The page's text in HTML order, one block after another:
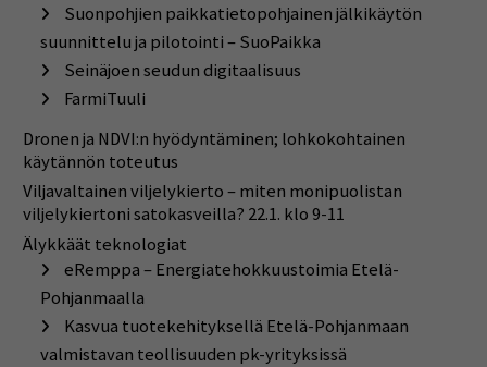
Suonpohjien paikkatietopohjainen jälkikäytön
suunnittelu ja pilotointi – SuoPaikka
Seinäjoen seudun digitaalisuus
FarmiTuuli
Dronen ja NDVI:n hyödyntäminen; lohkokohtainen
käytännön toteutus
Viljavaltainen viljelykierto – miten monipuolistan
viljelykiertoni satokasveilla? 22.1. klo 9-11
Älykkäät teknologiat
eRemppa – Energiatehokkuustoimia Etelä-
Pohjanmaalla
Kasvua tuotekehityksellä Etelä-Pohjanmaan
valmistavan teollisuuden pk-yrityksissä